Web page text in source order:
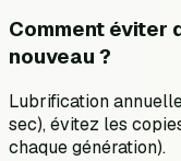
Comment éviter
nouveau ?
Lubrification
sec), évitez les
chaque génération).